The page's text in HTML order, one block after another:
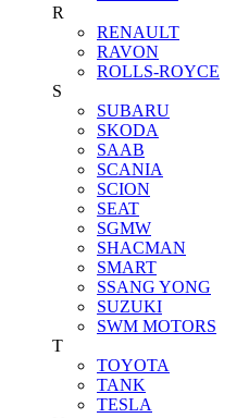
R
RENAULT
RAVON
ROLLS-ROYCE
S
SUBARU
SKODA
SAAB
SCANIA
SCION
SEAT
SGMW
SHACMAN
SMART
SSANG YONG
SUZUKI
SWM MOTORS
T
TOYOTA
TANK
TESLA